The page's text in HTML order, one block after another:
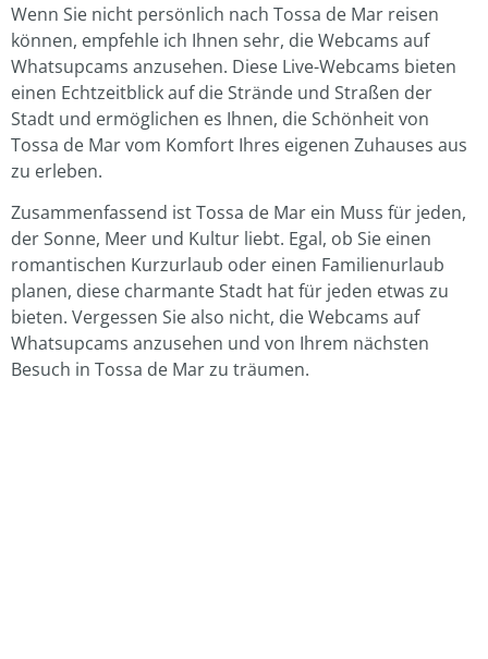
Wenn Sie nicht persönlich nach Tossa de Mar reisen
können, empfehle ich Ihnen sehr, die Webcams auf
Whatsupcams anzusehen. Diese Live-Webcams bieten
einen Echtzeitblick auf die Strände und Straßen der
Stadt und ermöglichen es Ihnen, die Schönheit von
Tossa de Mar vom Komfort Ihres eigenen Zuhauses aus
zu erleben.
Zusammenfassend ist Tossa de Mar ein Muss für jeden,
der Sonne, Meer und Kultur liebt. Egal, ob Sie einen
romantischen Kurzurlaub oder einen Familienurlaub
planen, diese charmante Stadt hat für jeden etwas zu
bieten. Vergessen Sie also nicht, die Webcams auf
Whatsupcams anzusehen und von Ihrem nächsten
Besuch in Tossa de Mar zu träumen.